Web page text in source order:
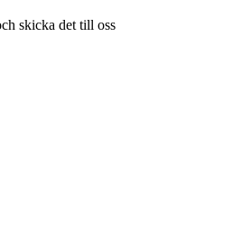
skicka det till oss